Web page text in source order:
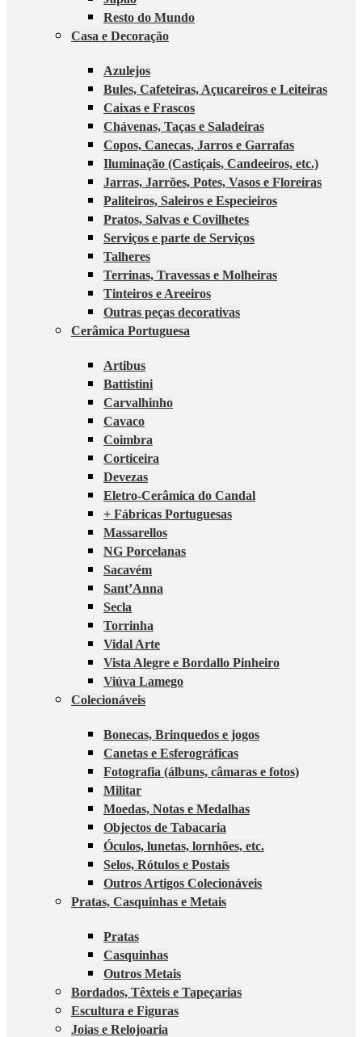
Resto do Mundo
Casa e Decoração
Azulejos
Bules, Cafeteiras, Açucareiros e Leiteiras
Caixas e Frascos
Chávenas, Taças e Saladeiras
Copos, Canecas, Jarros e Garrafas
Iluminação (Castiçais, Candeeiros, etc.)
Jarras, Jarrões, Potes, Vasos e Floreiras
Paliteiros, Saleiros e Especieiros
Pratos, Salvas e Covilhetes
Serviços e parte de Serviços
Talheres
Terrinas, Travessas e Molheiras
Tinteiros e Areeiros
Outras peças decorativas
Cerâmica Portuguesa
Artibus
Battistini
Carvalhinho
Cavaco
Coimbra
Corticeira
Devezas
Eletro-Cerâmica do Candal
+ Fábricas Portuguesas
Massarellos
NG Porcelanas
Sacavém
Sant’Anna
Secla
Torrinha
Vidal Arte
Vista Alegre e Bordallo Pinheiro
Viúva Lamego
Colecionáveis
Bonecas, Brinquedos e jogos
Canetas e Esferográficas
Fotografia (álbuns, câmaras e fotos)
Militar
Moedas, Notas e Medalhas
Objectos de Tabacaria
Óculos, lunetas, lornhões, etc.
Selos, Rótulos e Postais
Outros Artigos Colecionáveis
Pratas, Casquinhas e Metais
Pratas
Casquinhas
Outros Metais
Bordados, Têxteis e Tapeçarias
Escultura e Figuras
Joias e Relojoaria